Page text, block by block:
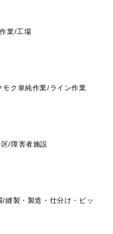
業/工場
ク単純作業/ライン作業
/障害者施設
縫製・製造・仕分け・ピッ